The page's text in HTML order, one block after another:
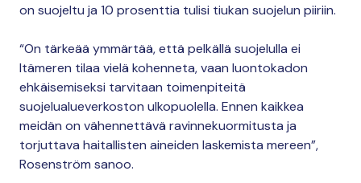
on suojeltu ja 10 prosenttia tulisi tiukan suojelun piiriin.
“On tärkeää ymmärtää, että pelkällä suojelulla ei
Itämeren tilaa vielä kohenneta, vaan luontokadon
ehkäisemiseksi tarvitaan toimenpiteitä
suojelualueverkoston ulkopuolella. Ennen kaikkea
meidän on vähennettävä ravinnekuormitusta ja
torjuttava haitallisten aineiden laskemista mereen”,
Rosenström sanoo.